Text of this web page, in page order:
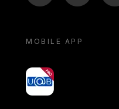
MOBILE APP
yoU@B